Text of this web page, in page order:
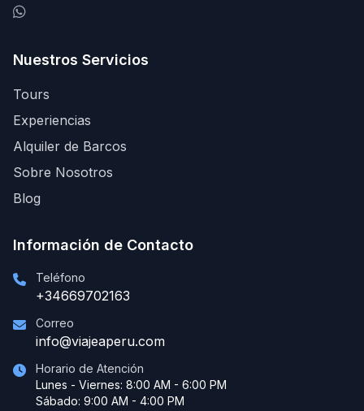
Nuestros Servicios
Tours
Experiencias
Alquiler de Barcos
Sobre Nosotros
Blog
Información de Contacto
Teléfono
+34669702163
Correo
info@viajeaperu.com
Horario de Atención
Lunes - Viernes: 8:00 AM - 6:00 PM
Sábado: 9:00 AM - 4:00 PM